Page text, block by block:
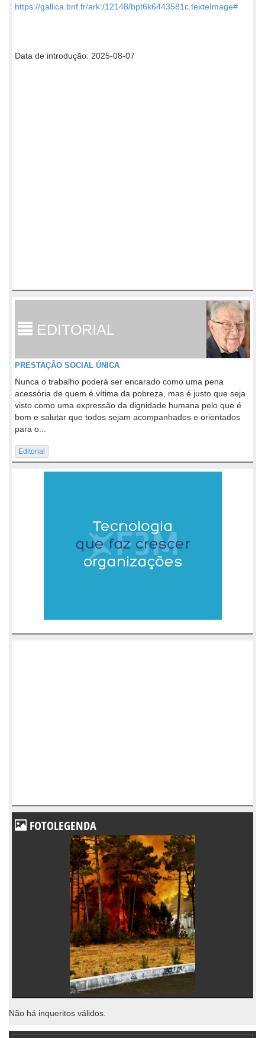
https://gallica.bnf.fr/ark:/12148/bpt6k6443581c.texteImage#
Data de introdução: 2025-08-07
EDITORIAL
PRESTAÇÃO SOCIAL ÚNICA
Nunca o trabalho poderá ser encarado como uma pena
acessória de quem é vítima da pobreza, mas é justo que seja
visto como uma expressão da dignidade humana pelo que é
bom e salutar que todos sejam acompanhados e orientados
para o...
Editorial
FOTOLEGENDA
Não há inqueritos válidos.